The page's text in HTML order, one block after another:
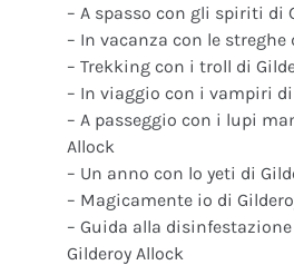
– A spasso con gli spiriti di
– In vacanza con le streghe
– Trekking con i troll di
– In viaggio con i vampiri di
– A passeggio con i lupi
Allock
– Un anno con lo yeti di
– Magicamente io di
– Guida alla
Gilderoy Allock